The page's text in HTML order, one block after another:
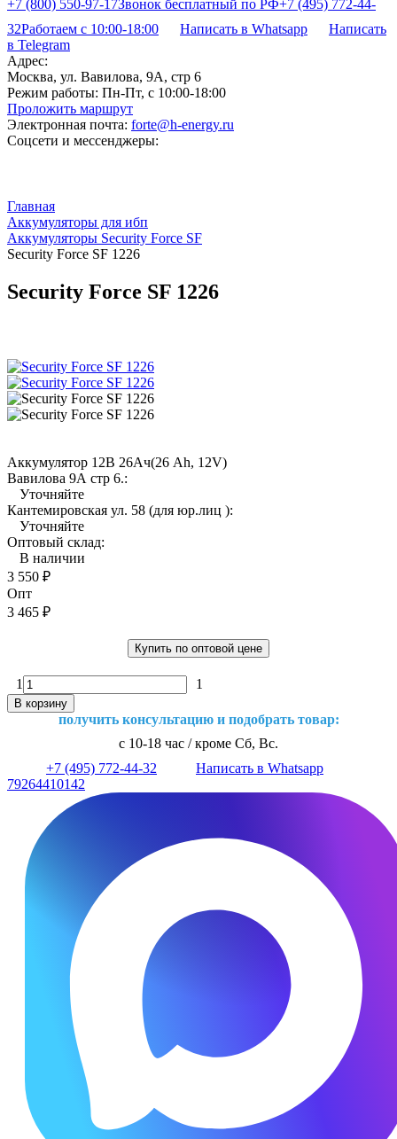
+7 (800) 550-97-17Звонок бесплатный по РФ+7 (495) 772-44-
32Работаем с 10:00-18:00 Написать в Whatsapp
Написать
в Telegram
Адрес:
Москва, ул. Вавилова, 9А, стр 6
Режим работы: Пн-Пт, с 10:00-18:00
Проложить маршрут
Электронная почта: forte@h-energy.ru
Соцсети и мессенджеры:
Главная
Аккумуляторы для ибп
Аккумуляторы Security Force SF
Security Force SF 1226
Security Force SF 1226
Аккумулятор 12В 26Ач(26 Ah, 12V)
Вавилова 9А стр 6.:
Уточняйте
Кантемировская ул. 58 (для юр.лиц ):
Уточняйте
Оптовый склад:
В наличии
3 550 ₽
Опт
3 465 ₽
Купить по оптовой цене
1 1
В корзину
получить консультацию и подобрать товар:
с 10-18 час / кроме Сб, Вс.
+7 (495) 772-44-32
Написать в Whatsapp
79264410142